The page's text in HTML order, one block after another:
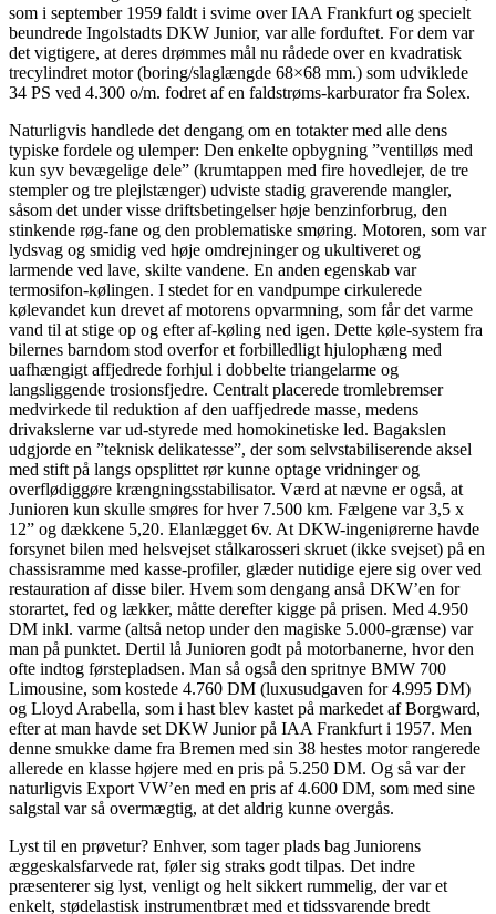
som i september 1959 faldt i svime over IAA Frankfurt og specielt
beundrede Ingolstadts DKW Junior, var alle forduftet. For dem var
det vigtigere, at deres drømmes mål nu rådede over en kvadratisk
trecylindret motor (boring/slaglængde 68×68 mm.) som udviklede
34 PS ved 4.300 o/m. fodret af en faldstrøms-karburator fra Solex.
Naturligvis handlede det dengang om en totakter med alle dens
typiske fordele og ulemper: Den enkelte opbygning ”ventilløs med
kun syv bevægelige dele” (krumtappen med fire hovedlejer, de tre
stempler og tre plejlstænger) udviste stadig graverende mangler,
såsom det under visse driftsbetingelser høje benzinforbrug, den
stinkende røg-fane og den problematiske smøring. Motoren, som var
lydsvag og smidig ved høje omdrejninger og ukultiveret og
larmende ved lave, skilte vandene. En anden egenskab var
termosifon-kølingen. I stedet for en vandpumpe cirkulerede
kølevandet kun drevet af motorens opvarmning, som får det varme
vand til at stige op og efter af-køling ned igen. Dette køle-system fra
bilernes barndom stod overfor et forbilledligt hjulophæng med
uafhængigt affjedrede forhjul i dobbelte triangelarme og
langsliggende trosionsfjedre. Centralt placerede tromlebremser
medvirkede til reduktion af den uaffjedrede masse, medens
drivakslerne var ud-styrede med homokinetiske led. Bagakslen
udgjorde en ”teknisk delikatesse”, der som selvstabiliserende aksel
med stift på langs opsplittet rør kunne optage vridninger og
overflødiggøre krængningsstabilisator. Værd at nævne er også, at
Junioren kun skulle smøres for hver 7.500 km. Fælgene var 3,5 x
12” og dækkene 5,20. Elanlægget 6v. At DKW-ingeniørerne havde
forsynet bilen med helsvejset stålkarosseri skruet (ikke svejset) på en
chassisramme med kasse-profiler, glæder nutidige ejere sig over ved
restauration af disse biler. Hvem som dengang anså DKW’en for
storartet, fed og lækker, måtte derefter kigge på prisen. Med 4.950
DM inkl. varme (altså netop under den magiske 5.000-grænse) var
man på punktet. Dertil lå Junioren godt på motorbanerne, hvor den
ofte indtog førstepladsen. Man så også den spritnye BMW 700
Limousine, som kostede 4.760 DM (luxusudgaven for 4.995 DM)
og Lloyd Arabella, som i hast blev kastet på markedet af Borgward,
efter at man havde set DKW Junior på IAA Frankfurt i 1957. Men
denne smukke dame fra Bremen med sin 38 hestes motor rangerede
allerede en klasse højere med en pris på 5.250 DM. Og så var der
naturligvis Export VW’en med en pris af 4.600 DM, som med sine
salgstal var så overmægtig, at det aldrig kunne overgås.
Lyst til en prøvetur? Enhver, som tager plads bag Juniorens
æggeskalsfarvede rat, føler sig straks godt tilpas. Det indre
præsenterer sig lyst, venligt og helt sikkert rummelig, der var et
enkelt, stødelastisk instrumentbræt med et tidssvarende bredt